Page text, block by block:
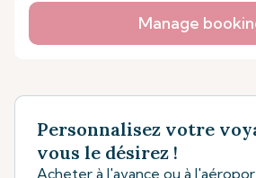
Manage
Personnalisez votre
vous le désirez !
Acheter à l'avance ou à